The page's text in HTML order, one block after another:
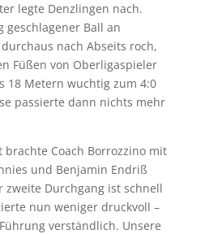
legte Denzlingen nach.
geschlagener Ball an
nach Abseits roch,
Füßen von Oberligaspieler
18 Metern wuchtig zum 4:0
passierte dann nichts mehr
brachte Coach Borrozzino mit
und Benjamin Endriß
zweite Durchgang ist schnell
nun weniger druckvoll –
verständlich. Unsere